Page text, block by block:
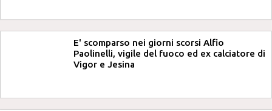
E' scomparso nei giorni scorsi Alfio
Paolinelli, vigile del fuoco ed ex calciatore di
Vigor e Jesina